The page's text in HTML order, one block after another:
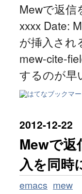
Mewで返信
xxxx Date:
が挿入され
mew-cite-
するのが
2012-12-22
Mewで返
入を同時
emacs mew